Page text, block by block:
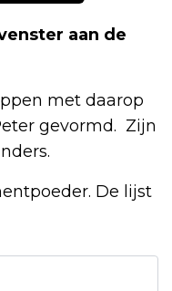
aan de
met daarop
gevormd. Zijn
De lijst